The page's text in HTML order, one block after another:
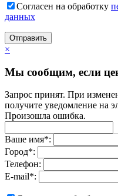
Согласен на обработку
данных
Отправить
×
Мы сообщим, если
Запрос принят. При
получите уведомление на
Произошла ошибка.
Ваше имя*:
Город*:
Телефон:
E-mail*: